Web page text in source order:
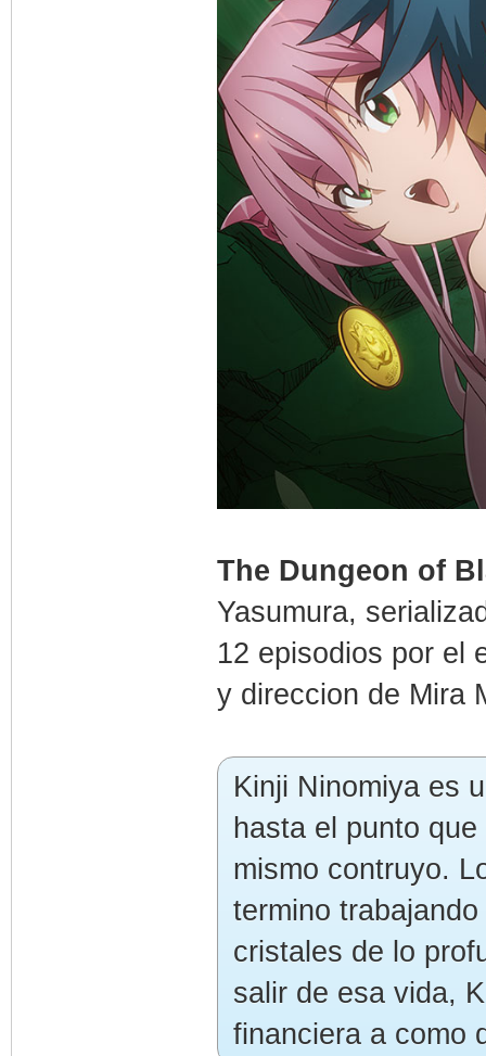
The Dungeon of
Yasumura,
12 episodios por el
y direccion de Mira
Kinji Ninomiya es
hasta el punto
mismo contruyo.
termino
cristales de lo
salir de esa vida,
financiera a como